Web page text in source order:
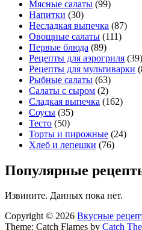
Мясные салаты (99)
Напитки (30)
Несладкая выпечка (87)
Овощные салаты (111)
Первые блюда (89)
Рецепты для аэрогриля (39)
Рецепты для мультиварки
Рыбные салаты (63)
Салаты с сыром (2)
Сладкая выпечка (162)
Соусы (35)
Тесто (50)
Торты и пирожные (24)
Хлеб и лепешки (76)
Популярные
Извините. Данных пока нет.
Copyright © 2026 Вкусные
Theme: Catch Flames by Catch